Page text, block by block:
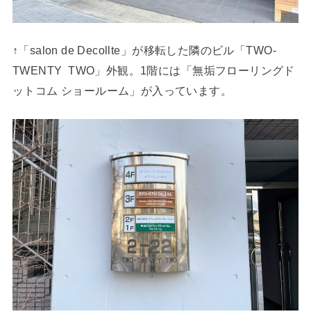
↑「salon de Decollte」が移転した隣のビル「TWO-
TWENTY TWO」外観。1階には「無垢フローリングド
ットコム ショールーム」が入っています。